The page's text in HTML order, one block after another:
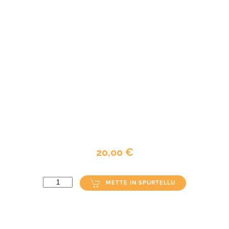
20,00 €
METTE IN SPURTELLU